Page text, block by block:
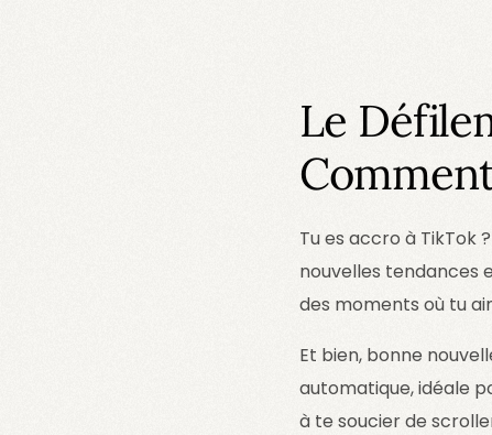
Le
Tu es accro à TikTok
nouvelles tendances
des moments où tu
Et bien, bonne
automatique, idéale
à te soucier de